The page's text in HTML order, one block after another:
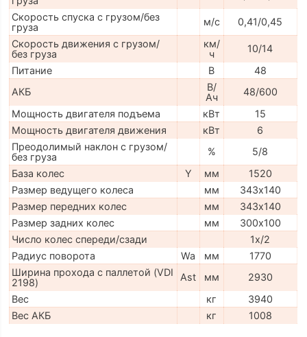
Скорость спуска с грузом/без
груза
м/с
0,41/0,45
Скорость движения с грузом/
без груза
км/
ч
10/14
Питание
В
48
АКБ
В/
Ач
48/600
Мощность двигателя подъема
кВт
15
Мощность двигателя движения
кВт
6
Преодолимый наклон с грузом/
без груза
%
5/8
База колес
Y мм
1520
Размер ведущего колеса
мм
343х140
Размер передних колес
мм
343х140
Размер задних колес
мм
300х100
Число колес спереди/сзади
1х/2
Радиус поворота
Wa мм
1770
Ширина прохода с паллетой (VDI
2198)
Ast мм
2930
Вес
кг
3940
Вес АКБ
кг 1008